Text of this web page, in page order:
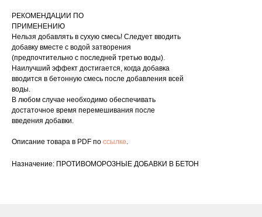
РЕКОМЕНДАЦИИ ПО
ПРИМЕНЕНИЮ
Нельзя добавлять в сухую смесь! Следует вводить
добавку вместе с водой затворения
(предпочтительно с последней третью воды).
Наилучший эффект достигается, когда добавка
вводится в бетонную смесь после добавления всей
воды.
В любом случае необходимо обеспечивать
достаточное время перемешивания после
введения добавки.
Описание товара в PDF по ссылке.
Назначение: ПРОТИВОМОРОЗНЫЕ ДОБАВКИ В БЕТОН